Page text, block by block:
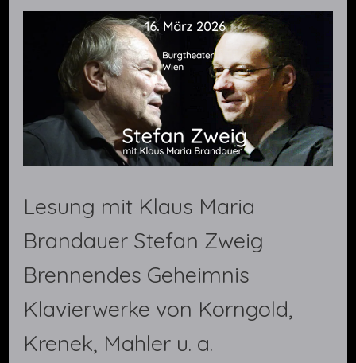
Lesung mit Klaus Maria
Brandauer Stefan Zweig
Brennendes Geheimnis
Klavierwerke von Korngold,
Krenek, Mahler u. a.